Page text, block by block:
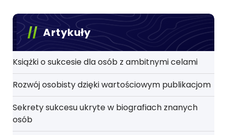
Artykuły
Książki o sukcesie dla osób z ambitnymi celami
Rozwój osobisty dzięki wartościowym publikacjom
Sekrety sukcesu ukryte w biografiach znanych
osób